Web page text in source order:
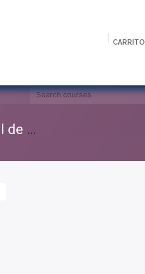
CARRITO
Clases Grabadas Anteriores (Material de apoyo para alumnos)